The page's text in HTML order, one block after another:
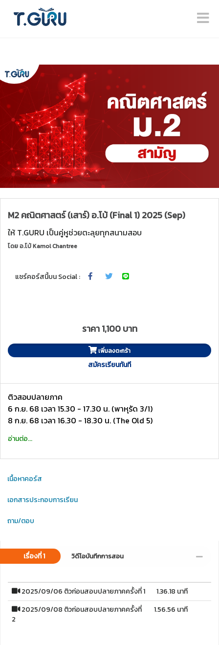
M2 คณิตศาสตร์ (เสาร์) อ.โบ้ (Final 1) 2025 (Sep)
ให้ T.GURU เป็นคู่หูช่วยตะลุยทุกสนามสอบ
โดยอ.โบ้ Kamol Chantree
แชร์คอร์สนี้บน Social :
ราคา 1,100 บาท
เพิ่มลงตะกร้า
สมัครเรียนทันที
ติวสอบปลายภาค
6 ก.ย. 68 เวลา 15.30 - 17.30 น. (พาหุรัด 3/1)
8 ก.ย. 68 เวลา 16.30 - 18.30 น. (The Old 5)
อ่านต่อ...
เนื้อหาคอร์ส
เอกสารประกอบการเรียน
ถาม/ตอบ
เรื่องที่ 1 วิดีโอบันทึกการสอน
2025/09/06 ติวก่อนสอบปลายภาคครั้งที่ 1
1.36.18 นาที
2025/09/08 ติวก่อนสอบปลายภาคครั้งที่
2
1.56.56 นาที